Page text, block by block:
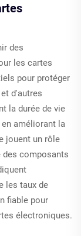
des
les cartes
pour protéger
d'autres
la durée de vie
améliorant la
jouent un rôle
des composants
les taux de
fiable pour
électroniques.